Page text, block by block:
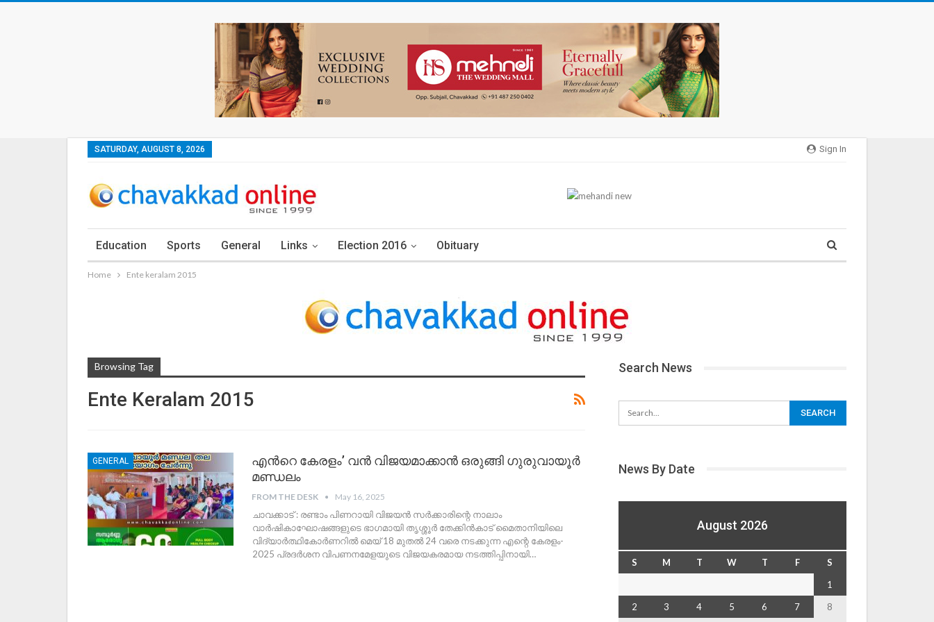
Sign In
SATURDAY, AUGUST 8, 2026
Education Sports General Links Election 2016 Obituary
Home Ente keralam 2015
Browsing Tag
Ente Keralam 2015
GENERAL
എന്‍റെ കേരളം’ വൻ വിജയമാക്കാൻ ഒരുങ്ങി ഗുരുവായൂര്‍
മണ്ഡലം
FROM THE DESK May 16, 2025
ചാവക്കാട് : രണ്ടാം പിണറായി വിജയൻ സർക്കാരിന്റെ നാലാം
വാർഷികാഘോഷങ്ങളുടെ ഭാഗമായി തൃശ്ശൂർ തേക്കിൻകാട് മൈതാനിയിലെ
വിദ്യാർത്ഥികോർണറിൽ മെയ് 18 മുതൽ 24 വരെ നടക്കുന്ന എന്റെ കേരളം-
2025 പ്രദർശന വിപണനമേളയുടെ വിജയകരമായ നടത്തിപ്പിനായി…
Search News
News By Date
August 2026
S M T W T F
S
1
2
3 4 5 6 7 8